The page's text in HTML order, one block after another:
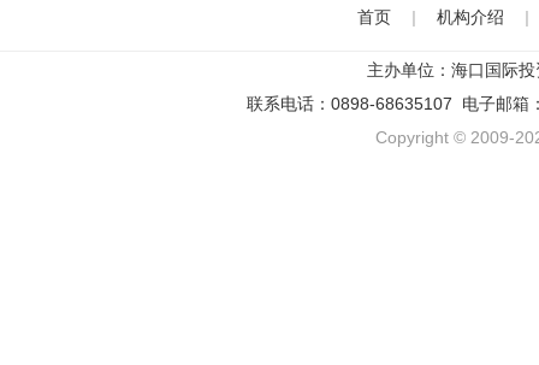
首页 | 机构介绍 |
主办单位：海口国际
联系电话：0898-68635107 电子邮箱
Copyright © 2009-